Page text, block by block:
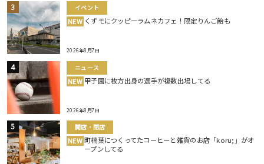
イベント
NEW くずモにクッピーラムネカフェ！限定りんご飴も
2026年8月7日
ニュース
NEW 甲子園に枚方出身の選手が複数出場してる
2026年8月7日
開店・閉店
NEW 町楠葉につくってたコーヒーと雑貨のお店「koru;」がオ
ープンしてる